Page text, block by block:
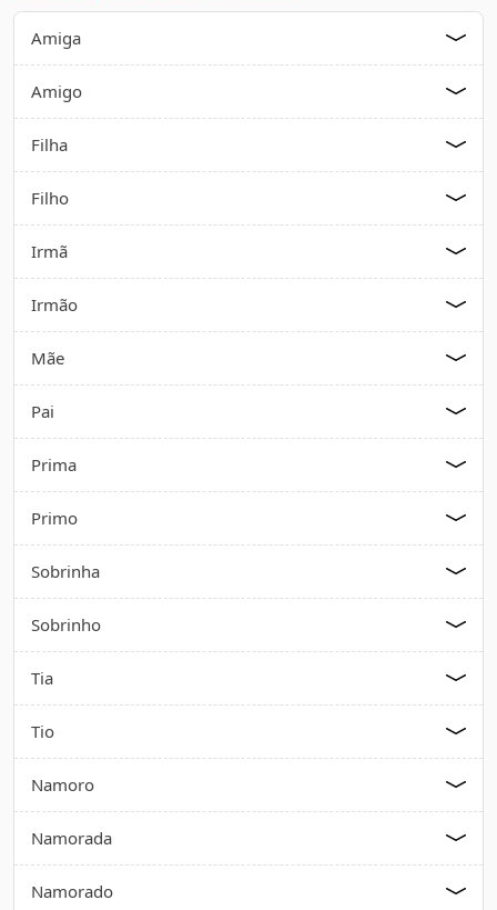
Amiga
Amigo
Filha
Filho
Irmã
Irmão
Mãe
Pai
Prima
Primo
Sobrinha
Sobrinho
Tia
Tio
Namoro
Namorada
Namorado